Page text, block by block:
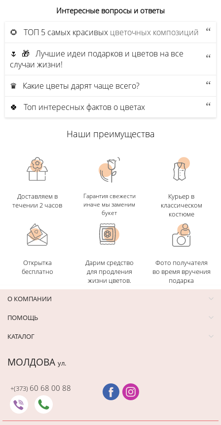
Интересные вопросы и ответы
🌻 ТОП 5 самых красивых цветочных композиций
🌷 🎁 Лучшие идеи подарков и цветов на все
случаи жизни!
♛ Какие цветы дарят чаще всего?
🍀 Топ интересных фактов о цветах
Наши преимущества
Доставляем в
течении 2 часов
Гарантия свежести
иначе мы заменим
букет
Курьер в
классическом
костюме
Открытка
бесплатно
Дарим средство
для продления
жизни цветов.
Фото получателя
во время вручения
подарка
О КОМПАНИИ
ПОМОЩЬ
КАТАЛОГ
МОЛДОВА ул.
+(373) 60 68 00 88